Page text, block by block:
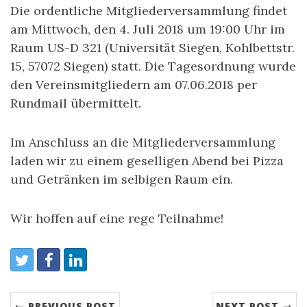
Die ordentliche Mitgliederversammlung findet
am Mittwoch, den 4. Juli 2018 um 19:00 Uhr im
Raum US-D 321 (Universität Siegen, Kohlbettstr.
15, 57072 Siegen) statt. Die Tagesordnung wurde
den Vereinsmitgliedern am 07.06.2018 per
Rundmail übermittelt.
Im Anschluss an die Mitgliederversammlung
laden wir zu einem geselligen Abend bei Pizza
und Getränken im selbigen Raum ein.
Wir hoffen auf eine rege Teilnahme!
Share:
TwitterFacebookLinkedIn